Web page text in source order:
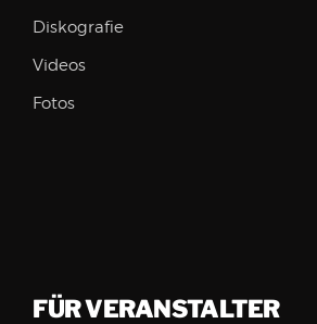
Diskografie
Videos
Fotos
FÜR VERANSTALTER